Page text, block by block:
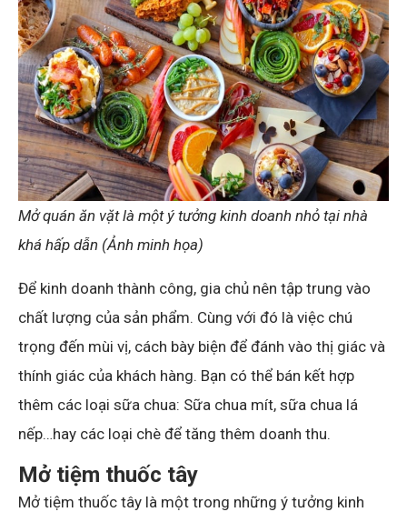
Mở quán ăn vặt là một ý tưởng kinh doanh nhỏ tại nhà
khá hấp dẫn (Ảnh minh họa)
Để kinh doanh thành công, gia chủ nên tập trung vào
chất lượng của sản phẩm. Cùng với đó là việc chú
trọng đến mùi vị, cách bày biện để đánh vào thị giác và
thính giác của khách hàng. Bạn có thể bán kết hợp
thêm các loại sữa chua: Sữa chua mít, sữa chua lá
nếp…hay các loại chè để tăng thêm doanh thu.
Mở tiệm thuốc tây
Mở tiệm thuốc tây là một trong những ý tưởng kinh